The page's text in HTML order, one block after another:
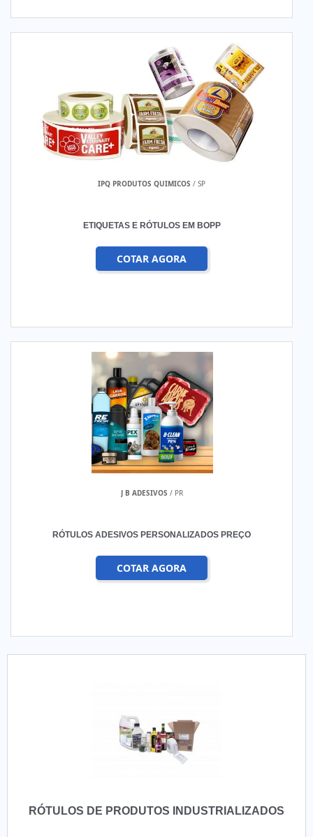
IPQ PRODUTOS QUIMICOS / SP
ETIQUETAS E RÓTULOS EM BOPP
COTAR AGORA
J B ADESIVOS / PR
RÓTULOS ADESIVOS PERSONALIZADOS PREÇO
COTAR AGORA
RÓTULOS DE PRODUTOS INDUSTRIALIZADOS